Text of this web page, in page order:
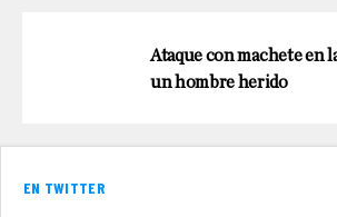
Ataque con machete en
un hombre herido
EN TWITTER